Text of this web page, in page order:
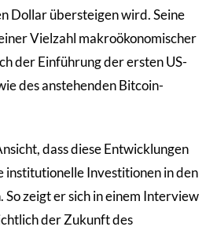
Dollar übersteigen wird. Seine
Vielzahl makroökonomischer
der Einführung der ersten US-
des anstehenden Bitcoin-
dass diese Entwicklungen
institutionelle Investitionen in den
zeigt er sich in einem Interview
der Zukunft des